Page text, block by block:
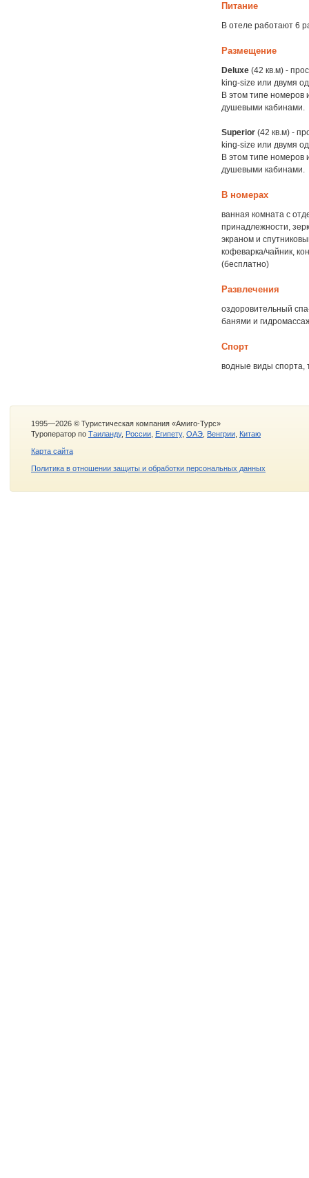
Питание
В отеле работают 6
Размещение
Deluxe (42 кв.м) -
king-size или двумя
В этом типе номеров
душевыми кабинами.
Superior (42 кв.м) -
king-size или двумя
В этом типе номеров
душевыми кабинами.
В номерах
ванная комната с
принадлежности,
экраном и
кофеварка/чайник,
(бесплатно)
Развлечения
оздоровительный
банями и
Спорт
водные виды спорта,
1995—2026 © Туристическая компания «Амиго-Турс»
Туроператор по Таиланду, России Египету, ОАЭ Венгрии Китаю
Карта сайта
Политика в отношении защиты и обработки персональных данных